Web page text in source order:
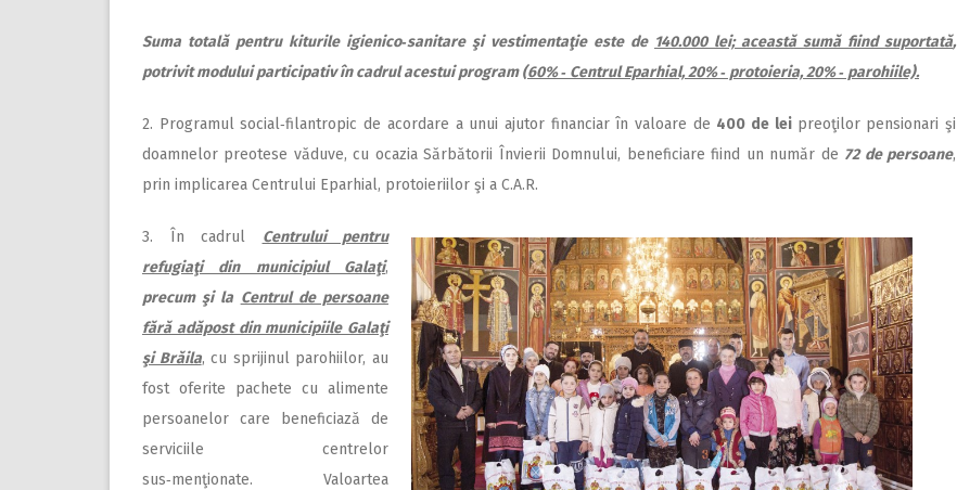
Suma totală pentru kiturile igienico‑sanitare şi vestimentaţie este de 140.000 lei; această sumă fiind suportată,
potrivit modului participativ în cadrul acestui program (60% ‑ Centrul Eparhial, 20% ‑ protoieria, 20% ‑ parohiile).
2. Programul social‑filantropic de acordare a unui ajutor financiar în valoare de 400 de lei preoţilor pensionari şi
doamnelor preotese văduve, cu ocazia Sărbătorii Învierii Domnului, beneficiare fiind un număr de 72 de persoane,
prin implicarea Centrului Eparhial, protoieriilor şi a C.A.R.
3. În cadrul Centrului pentru
refugiaţi din municipiul Galaţi,
precum şi la Centrul de persoane
fără adăpost din municipiile Galaţi
şi Brăila, cu sprijinul parohiilor, au
fost oferite pachete cu alimente
persoanelor care beneficiază de
serviciile centrelor
sus‑menţionate. Valoartea